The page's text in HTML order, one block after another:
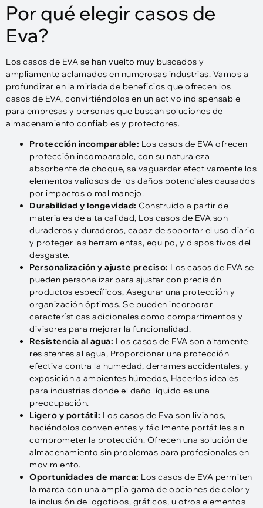
Por qué elegir casos de
Eva?
Los casos de EVA se han vuelto muy buscados y
ampliamente aclamados en numerosas industrias. Vamos a
profundizar en la miríada de beneficios que ofrecen los
casos de EVA, convirtiéndolos en un activo indispensable
para empresas y personas que buscan soluciones de
almacenamiento confiables y protectores.
Protección incomparable: Los casos de EVA ofrecen
protección incomparable, con su naturaleza
absorbente de choque, salvaguardar efectivamente los
elementos valiosos de los daños potenciales causados ​​
por impactos o mal manejo.
Durabilidad y longevidad: Construido a partir de
materiales de alta calidad, Los casos de EVA son
duraderos y duraderos, capaz de soportar el uso diario
y proteger las herramientas, equipo, y dispositivos del
desgaste.
Personalización y ajuste preciso: Los casos de EVA se
pueden personalizar para ajustar con precisión
productos específicos, Asegurar una protección y
organización óptimas. Se pueden incorporar
características adicionales como compartimentos y
divisores para mejorar la funcionalidad.
Resistencia al agua: Los casos de EVA son altamente
resistentes al agua, Proporcionar una protección
efectiva contra la humedad, derrames accidentales, y
exposición a ambientes húmedos, Hacerlos ideales
para industrias donde el daño líquido es una
preocupación.
Ligero y portátil: Los casos de Eva son livianos,
haciéndolos convenientes y fácilmente portátiles sin
comprometer la protección. Ofrecen una solución de
almacenamiento sin problemas para profesionales en
movimiento.
Oportunidades de marca: Los casos de EVA permiten
la marca con una amplia gama de opciones de color y
la inclusión de logotipos, gráficos, u otros elementos